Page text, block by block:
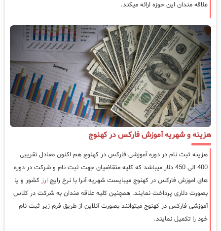
علاقه مندان این حوزه ارائه میکند.
هزینه و شهریه آموزش فارکس در کهنوج
هزینه ثبت نام در دوره آموزشی فارکس در کهنوج هم اکنون معادل تقریبی
400 الی 450 دلار میباشد که کلیه متقاضیان جهت ثبت نام و شرکت در دوره
های اموزش فارکس در کهنوج میبایست شهریه آنرا با نرخ رایج ارز کشور و یا
بصورت دلاری پرداخت نمایند. همچنین کلیه علاقه مندان به شرکت در کلاس
آموزشی فارکس در کهنوج میتوانند بصورت آنلاین از طریق فرم زیر ثبت نام
خود را تکمیل نمایند.